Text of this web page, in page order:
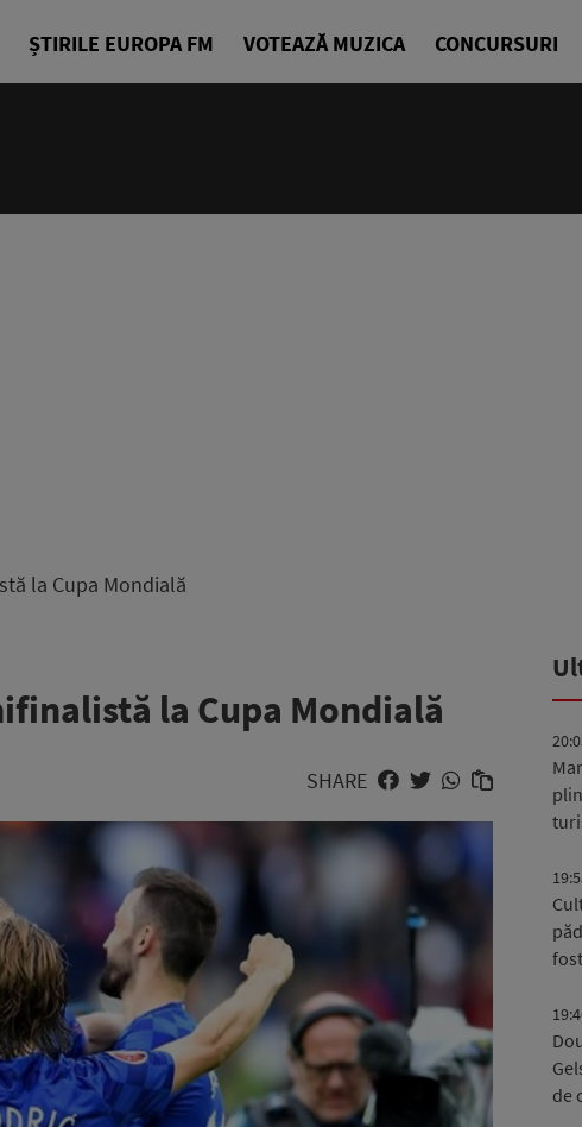
ȘTIRILE EUROPA FM VOTEAZĂ MUZICA CONCURSURI
la Cupa Mondială
la Cupa Mondială
SHARE
de